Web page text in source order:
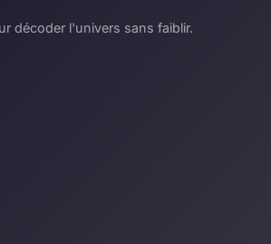
décoder l'univers sans faiblir.